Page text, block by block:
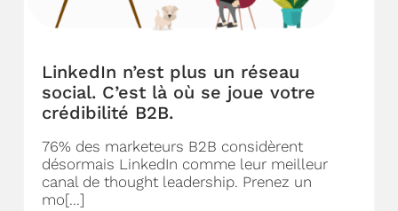
LinkedIn n’est plus un réseau
social. C’est là où se joue votre
crédibilité B2B.
76% des marketeurs B2B considèrent
désormais LinkedIn comme leur meilleur
canal de thought leadership. Prenez un
mo[...]